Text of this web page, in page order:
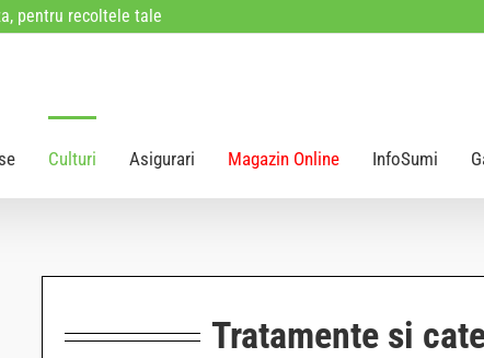
pentru recoltele tale
Culturi Asigurari Magazin Online InfoSumi
Tratamente si